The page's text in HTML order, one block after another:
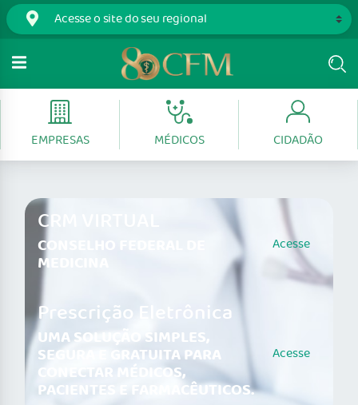
EMPRESAS MÉDICOS CIDADÃO
CRM VIRTUAL
CONSELHO FEDERAL DE
MEDICINA
Acesse
Prescrição Eletrônica
UMA SOLUÇÃO SIMPLES,
SEGURA E GRATUITA PARA
CONECTAR MÉDICOS,
PACIENTES E FARMACÊUTICOS.
Acesse